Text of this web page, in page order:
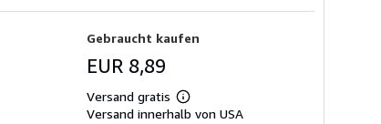
Gebraucht kaufen
EUR 8,89
Versand gratis
Weitere
Informationen
Versand innerhalb von USA